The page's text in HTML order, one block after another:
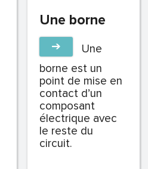
Une borne
➔
Une
borne est un
point de mise en
contact d’un
composant
électrique avec
le reste du
circuit.